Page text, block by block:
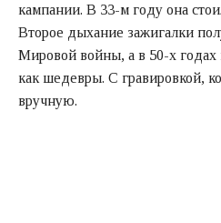
кампании. В 33-м году она
Второе дыхание зажигалки
Мировой войны, а в 50-х годах
как шедевры. С гравировкой,
вручную.